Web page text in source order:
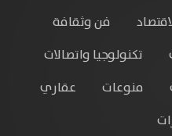
فن وثقافة
تكنولوجيا واتصالات
منوعات
عقاري